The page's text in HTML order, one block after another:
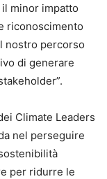
minor impatto
riconoscimento
nostro percorso
di generare
Climate Leaders
nel perseguire
per ridurre le